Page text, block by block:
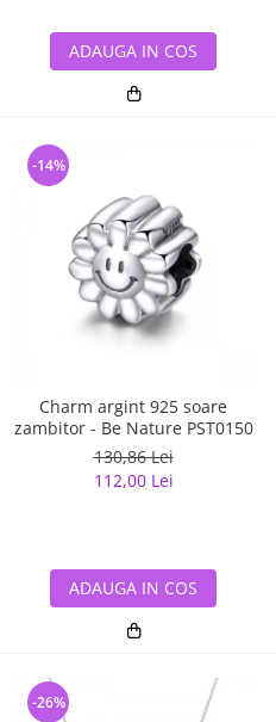
ADAUGA IN COS
Charm argint 925 soare
zambitor - Be Nature PST0150
130,86 Lei
112,00 Lei
-14%
ADAUGA IN COS
-26%